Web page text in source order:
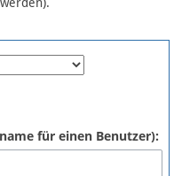
für einen Benutzer):